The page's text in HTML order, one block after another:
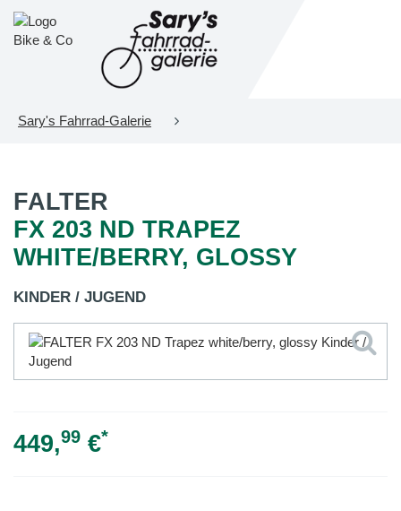
Sary's Fahrrad-Galerie
FALTER
FX 203 ND TRAPEZ
WHITE/BERRY, GLOSSY
KINDER / JUGEND
449,99 €*